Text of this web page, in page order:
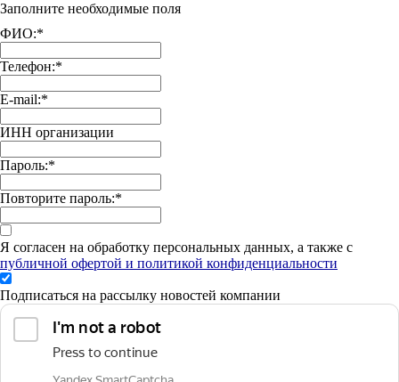
Заполните необходимые поля
ФИО:*
Телефон:*
E-mail:*
ИНН организации
Пароль:*
Повторите пароль:*
Я согласен на обработку персональных данных, а также с
публичной офертой и политикой конфиденциальности
Подписаться на рассылку новостей компании